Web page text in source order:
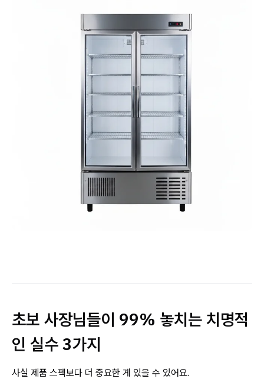
초보 사장님들이 99% 놓치는 치명적
인 실수 3가지
사실 제품 스펙보다 더 중요한 게 있을 수 있어요.